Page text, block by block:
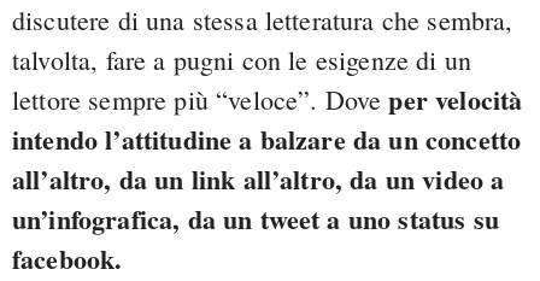
discutere di una stessa letteratura che sembra,
talvolta, fare a pugni con le esigenze di un
lettore sempre più “veloce”. Doveper velocità
intendo l’attitudine a balzare da un concetto
all’altro, da un link all’altro, da un video a
un’infografica, da un tweet a uno status su
facebook.